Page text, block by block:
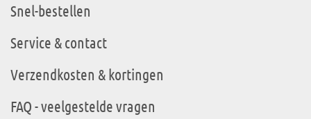
Snel-bestellen
Service & contact
Verzendkosten & kortingen
FAQ - veelgestelde vragen